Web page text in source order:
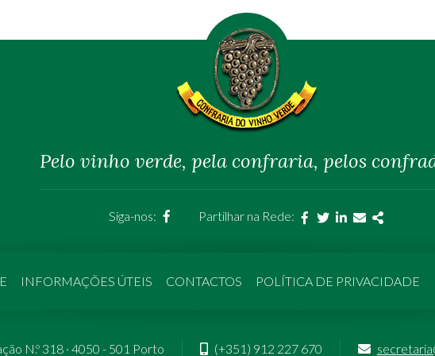
Pelo vinho verde, pela confraria, pelos
Siga-nos:
páginaPartilhar na Rede: Facebook
TwitterLinkedin
Email
INFORMAÇÕES ÚTEIS CONTACTOS POLÍTICA DE PRIVACIDADE
N.º 318 · 4050 - 501 Porto (+351) 912 227 670